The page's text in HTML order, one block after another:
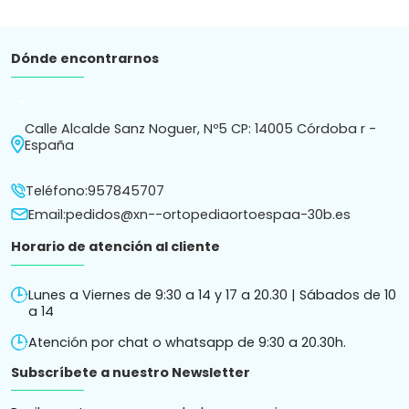
Política de
cookies
Política de
privacidad
de compra
Ortopedia Ortoespaña S.L. ha sido beneficiaria de Fondos
Europeos cuyo objetivo es la mejora de la competitividad de
las PYMES, y gracias al cual ha puesto en marcha un Plan de
Acción con el objetivo de reforzar la digitalización y la
competitividad de las pymes durante el año 2025. Para ello
ha contado con el apoyo del Programa Pyme Digital de la
Cámara de Comercio de Córdoba.